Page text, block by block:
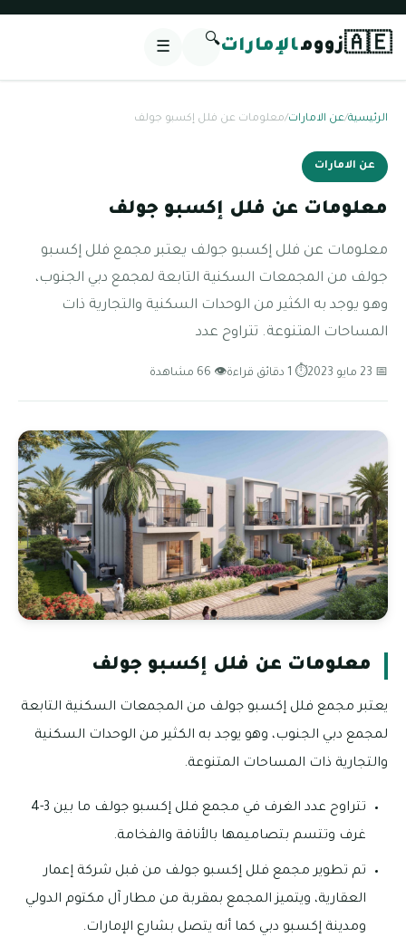
🇦🇪زوومالإمارات🔍
☰
الرئيسية/عن الامارات/معلومات عن فلل إكسبو جولف
عن الامارات
معلومات عن فلل إكسبو جولف
معلومات عن فلل إكسبو جولف يعتبر مجمع فلل إكسبو
جولف من المجمعات السكنية التابعة لمجمع دبي الجنوب،
وهو يوجد به الكثير من الوحدات السكنية والتجارية ذات
المساحات المتنوعة. تتراوح عدد
📅 23 مايو 2023 ⏱ 1 دقائق قراءة 👁 66 مشاهدة
معلومات عن فلل إكسبو جولف
يعتبر مجمع فلل إكسبو جولف من المجمعات السكنية التابعة
لمجمع دبي الجنوب، وهو يوجد به الكثير من الوحدات السكنية
والتجارية ذات المساحات المتنوعة.
تتراوح عدد الغرف في مجمع فلل إكسبو جولف ما بين 3-4
غرف وتتسم بتصاميمها بالأناقة والفخامة.
تم تطوير مجمع فلل إكسبو جولف من قبل شركة إعمار
العقارية، ويتميز المجمع بمقربة من مطار آل مكتوم الدولي
ومدينة إكسبو دبي كما أنه يتصل بشارع الإمارات.